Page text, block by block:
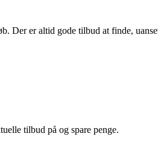
Der er altid gode tilbud at finde,
tilbud på og spare penge.